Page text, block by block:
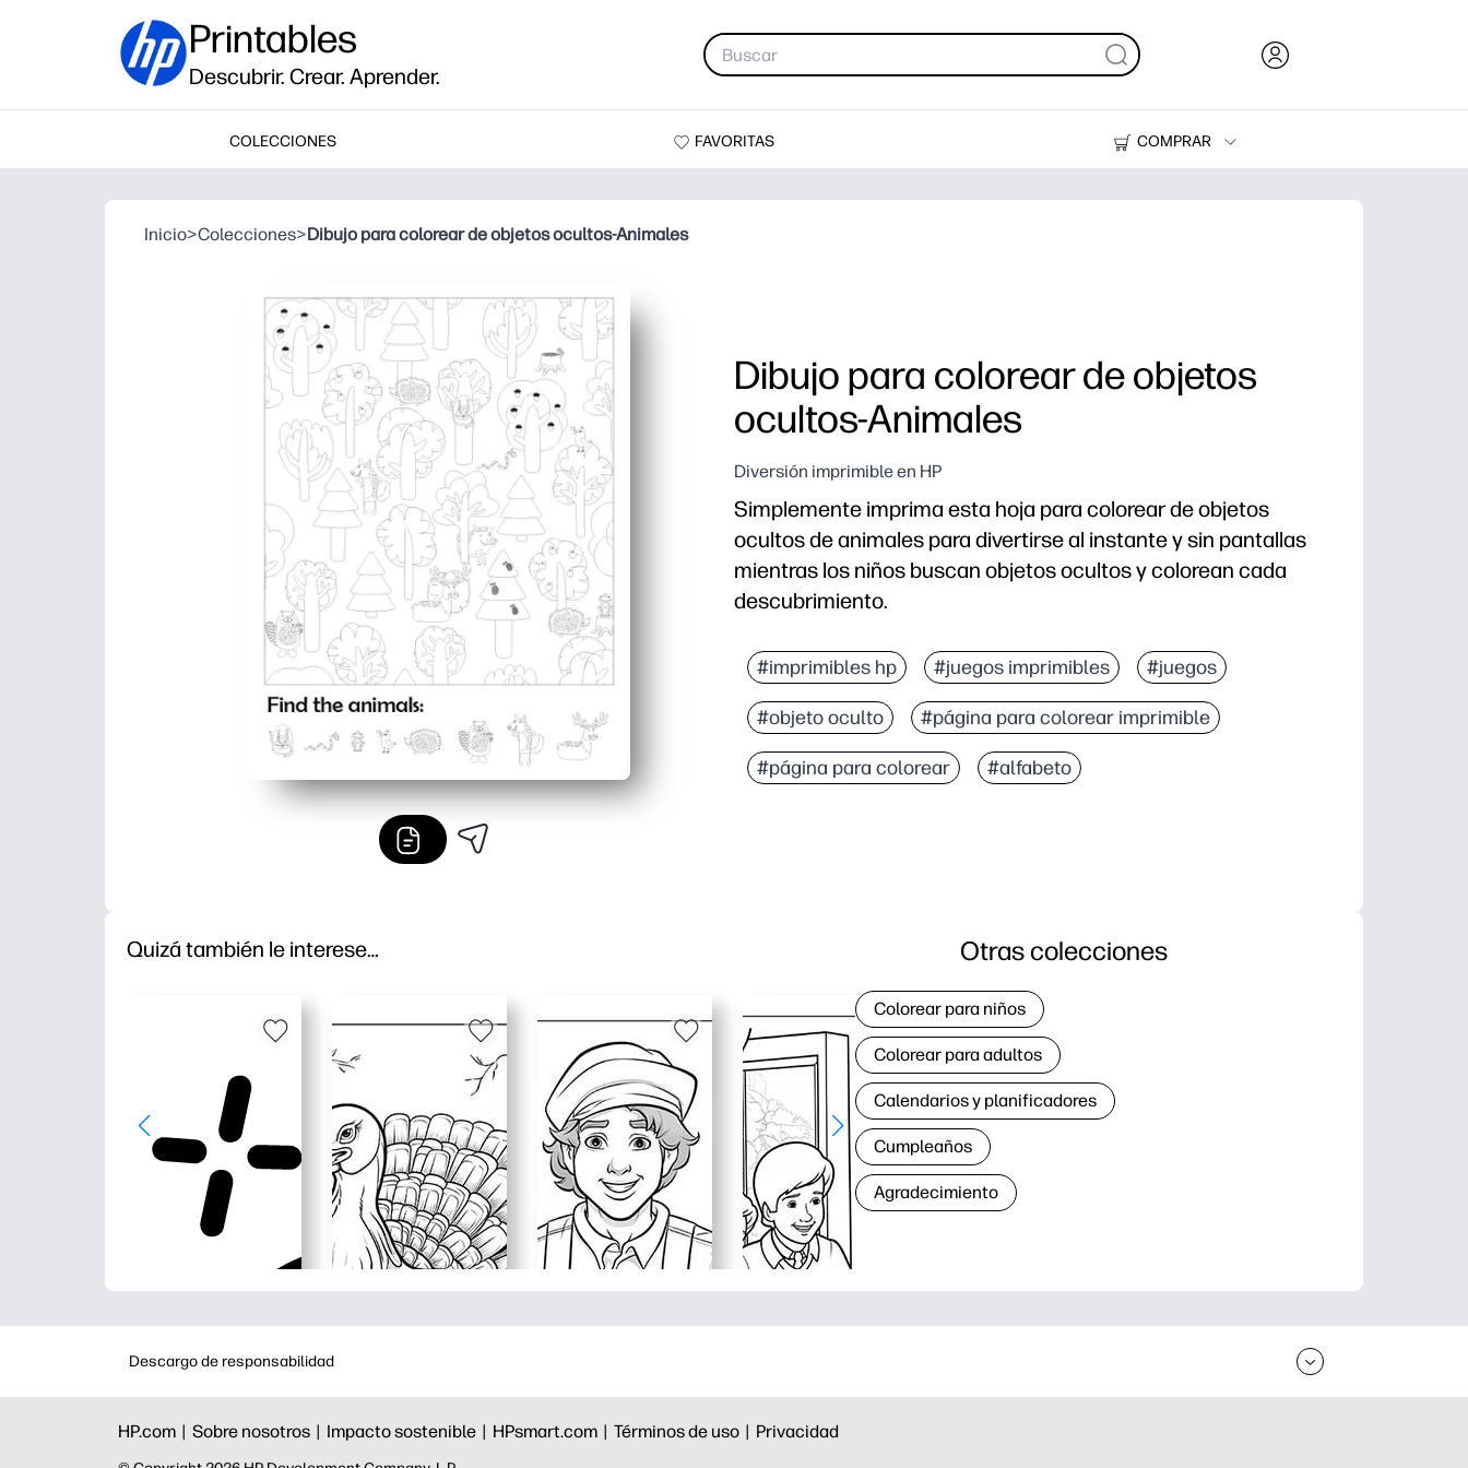
Printables
Descubrir. Crear. Aprender.
COLECCIONES FAVORITAS
COMPRAR
Impresoras
Inicio>Colecciones>Dibujo para colorear de objetos ocultos-Animales
Dibujo para colorear de objetos
ocultos-Animales
Diversión imprimible en HP
Simplemente imprima esta hoja para colorear de objetos
ocultos de animales para divertirse al instante y sin pantallas
mientras los niños buscan objetos ocultos y colorean cada
descubrimiento.
Actividad sin preparación: presione imprimir y estará listo para la clase, las
Compromiso dos en uno: un desafío de buscar y encontrar más una
Desarrolla habilidades: agudiza el enfoque, el escaneo visual, el
Flexible en cualquier lugar: ideal para centros, personas que terminan
#imprimibles hp #juegos imprimibles #juegos
#objeto oculto #página para colorear imprimible
#página para colorear #alfabeto
Quizá también le interese… Otras colecciones
Colorear para niños
Colorear para adultos
Calendarios y planificadores
Cumpleaños
Agradecimiento
Descargo de responsabilidad
HP.com | Sobre nosotros | Impacto sostenible | HPsmart.com | Términos de uso | Privacidad